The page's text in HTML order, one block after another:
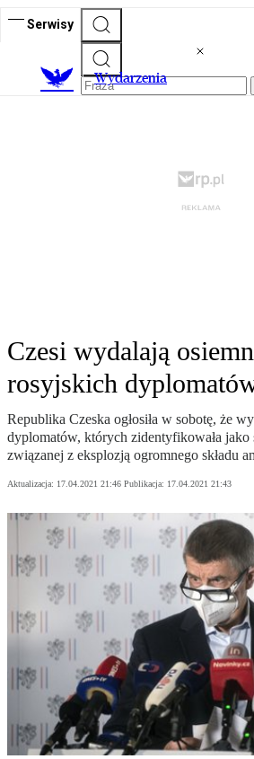
Serwisy
Wydarzenia
Czesi wydalają
rosyjskich
Republika Czeska ogłosiła w sobotę, że
dyplomatów, których zidentyfikowała
związanej z eksplozją ogromnego składu
Aktualizacja: 17.04.2021 21:46 Publikacja: 17.04.2021 21:43